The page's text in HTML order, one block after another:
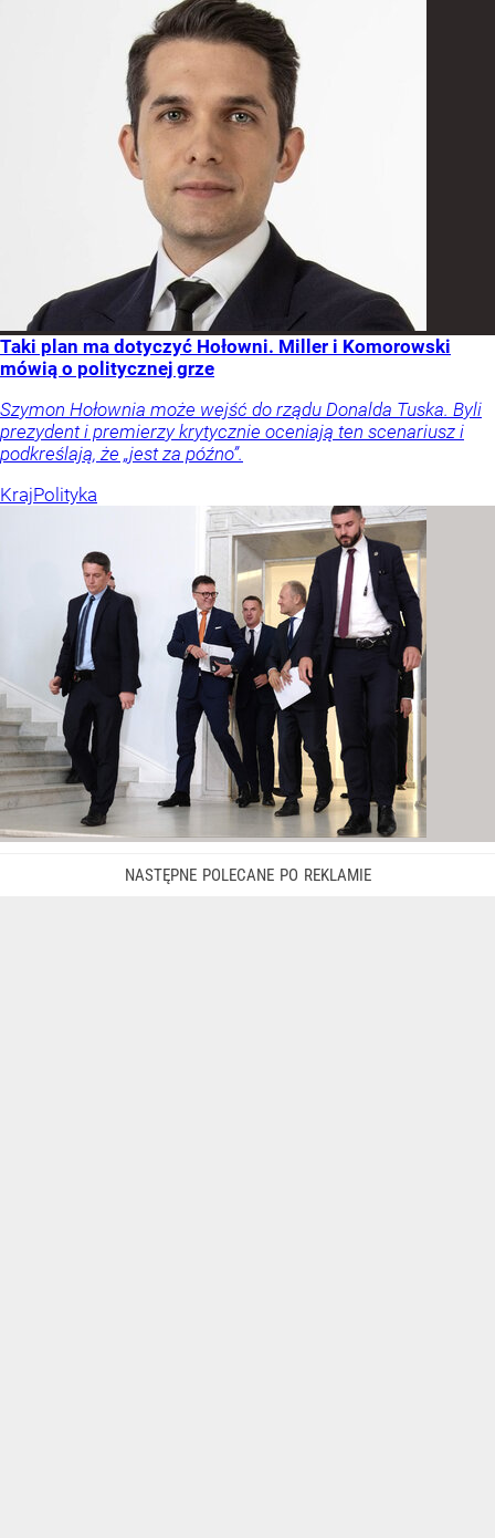
Taki plan ma dotyczyć Hołowni. Miller i Komorowski
mówią o politycznej grze
Szymon Hołownia może wejść do rządu Donalda Tuska. Byli
prezydent i premierzy krytycznie oceniają ten scenariusz i
podkreślają, że „jest za późno”.
KrajPolityka